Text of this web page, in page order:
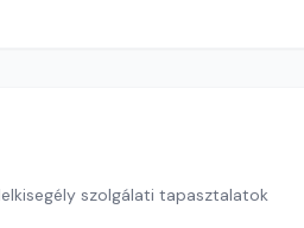
szolgálati tapasztalatok